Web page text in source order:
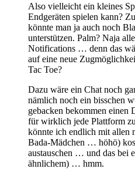
Also vielleicht ein kleines
Endgeräten spielen kann?
könnte man ja auch noch
unterstützen. Palm? Naja
Notifications … denn das
auf eine neue
Tac Toe?
Dazu wäre ein Chat noch
nämlich noch ein bisschen
gebacken bekommen einen
für wirklich jede Plattform
könnte ich endlich mit allen
Bada-Mädchen … höhö)
austauschen … und das bei
ähnlichem) … hmm.